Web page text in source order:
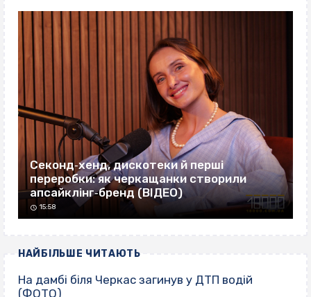
Секонд‐хенд, дискотеки й перші
переробки: як черкащанки створили
апсайклінг‐бренд (ВІДЕО)
15:58
НАЙБІЛЬШЕ ЧИТАЮТЬ
На дамбі біля Черкас загинув у ДТП водій
(ФОТО)